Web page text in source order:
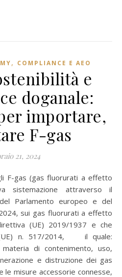
, COMPLIANCE E AEO
e
doganale:
importare,
F-gas
21, 2024
sistemazione attraverso il
Parlamento europeo e del
sui gas fluorurati a effetto
(UE) 2019/1937 e che
(UE) n. 517/2014, il quale:
di contenimento, uso,
e distruzione dei gas
misure accessorie connesse,